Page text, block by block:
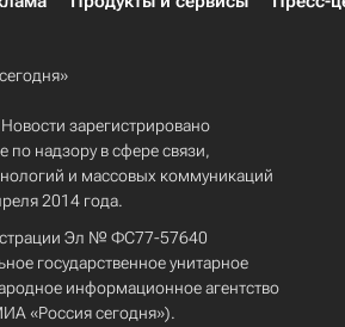
зарегистрировано
по надзору в сфере связи,
и массовых коммуникаций
2014 года.
Эл № ФС77-57640
государственное унитарное
информационное агентство
«Россия сегодня»).